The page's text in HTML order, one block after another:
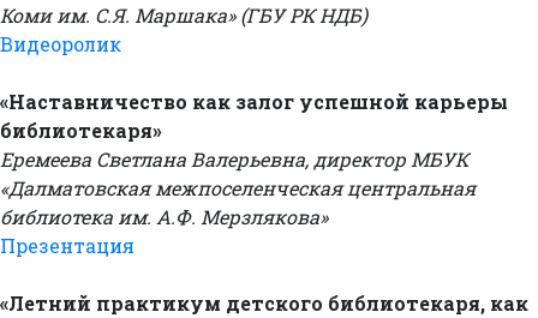
Коми им. С.Я. Маршака» (ГБУ РК НДБ)
Видеоролик
«Наставничество как залог успешной карьеры
библиотекаря»
Еремеева Светлана Валерьевна, директор МБУК
«Далматовская межпоселенческая центральная
библиотека им. А.Ф. Мерзлякова»
Презентация
«Летний практикум детского библиотекаря, как